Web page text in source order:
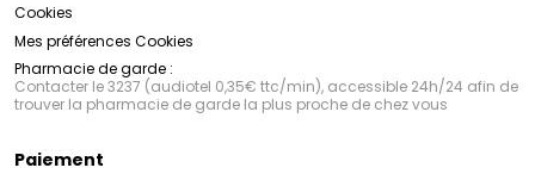
Cookies
Mes préférences Cookies
Pharmacie de garde :
Contacter le 3237 (audiotel 0,35€ ttc/min), accessible 24h/24 afin de
trouver la pharmacie de garde la plus proche de chez vous
Paiement